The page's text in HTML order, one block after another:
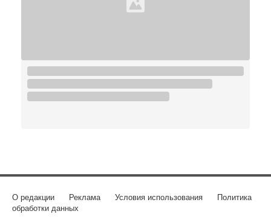
О редакции Реклама Условия использования
Политика
обработки данных